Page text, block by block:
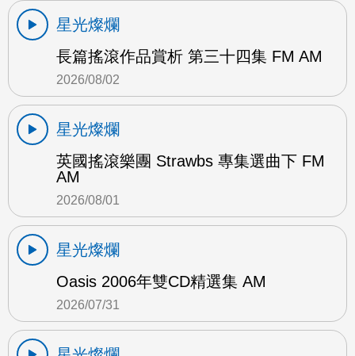
星光燦爛
長篇搖滾作品賞析 第三十四集 FM AM
2026/08/02
星光燦爛
英國搖滾樂團 Strawbs 專集選曲下 FM
AM
2026/08/01
星光燦爛
Oasis 2006年雙CD精選集 AM
2026/07/31